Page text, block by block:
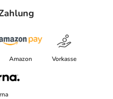
Amazon Vorkasse